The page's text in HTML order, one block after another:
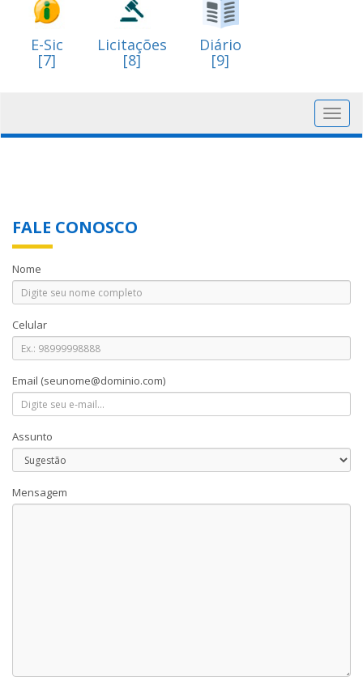
E-Sic
[7]
Licitações
[8]
Diário
[9]
FALE CONOSCO
Nome
Celular
Email (seunome@dominio.com)
Assunto
Mensagem